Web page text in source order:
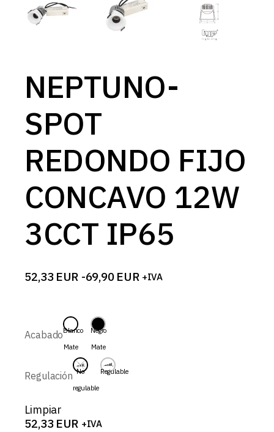
NEPTUNO-
SPOT
REDONDO FIJO
CONCAVO 12W
3CCT IP65
52,33 EUR -69,90 EUR
Rango
52,33 EUR
hasta
69,90 EUR
+IVA
AcabadoBlanco
Mate
Negro
Mate
Regulación No
regulable
Regulable
Limpiar
52,33 EUR +IVA